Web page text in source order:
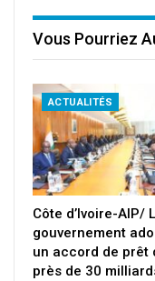
Vous Pourriez
ACTUALITÉS
Côte d’Ivoire-AIP/
gouvernement
un accord de prêt
près de 30